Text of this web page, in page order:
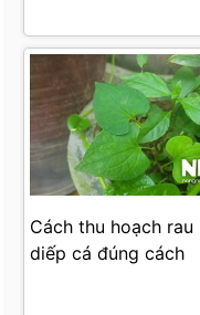
Cách thu hoạch rau
diếp cá đúng cách